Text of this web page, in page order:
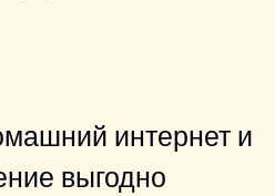
интернет и
выгодно